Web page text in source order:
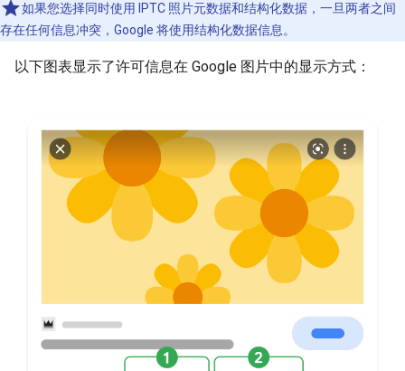
如果您选择同时使用 IPTC 照片元数据和结构化数据，一旦两者之间
存在任何信息冲突，Google 将使用结构化数据信息。
以下图表显示了许可信息在 Google 图片中的显示方式：